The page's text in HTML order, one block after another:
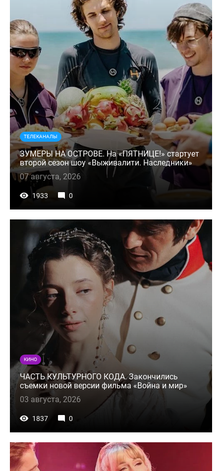
ТЕЛЕКАНАЛЫ
ЗУМЕРЫ НА ОСТРОВЕ. На «ПЯТНИЦЕ!» стартует
второй сезон шоу «Выживалити. Наследники»
07 августа, 2026
1933 0
КИНО
ЧАСТЬ КУЛЬТУРНОГО КОДА. Закончились
съемки новой версии фильма «Война и мир»
03 августа, 2026
1837 0